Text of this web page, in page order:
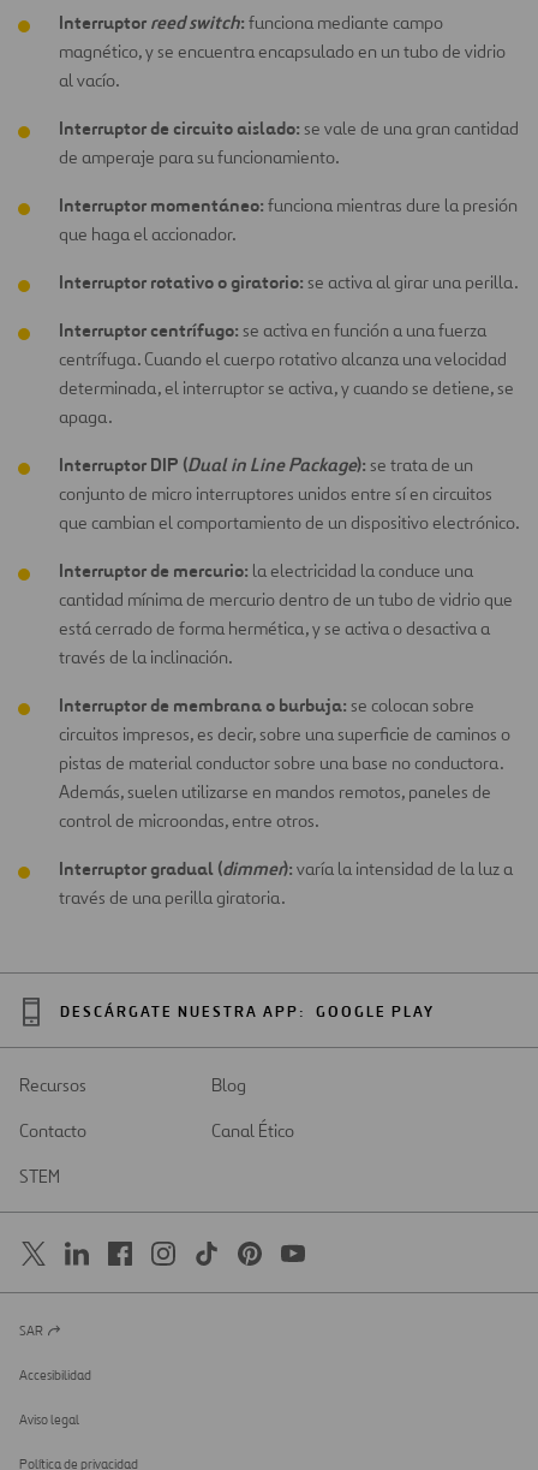
Interruptorreed switch: funciona mediante campo
magnético, y se encuentra encapsulado en un tubo de vidrio
al vacío.
Interruptor de circuito aislado: se vale de una gran cantidad
de amperaje para su funcionamiento.
Interruptor momentáneo: funciona mientras dure la presión
que haga el accionador.
Interruptor rotativo o giratorio: se activa al girar una perilla.
Interruptor centrífugo: se activa en función a una fuerza
centrífuga. Cuando el cuerpo rotativo alcanza una velocidad
determinada, el interruptor se activa, y cuando se detiene, se
apaga.
Interruptor DIP (Dual in Line Package): se trata de un
conjunto de micro interruptores unidos entre sí en circuitos
que cambian el comportamiento de un dispositivo electrónico.
Interruptor de mercurio: la electricidad la conduce una
cantidad mínima de mercurio dentro de un tubo de vidrio que
está cerrado de forma hermética, y se activa o desactiva a
través de la inclinación.
Interruptor de membrana o burbuja: se colocan sobre
circuitos impresos, es decir, sobre una superficie de caminos o
pistas de material conductor sobre una base no conductora.
Además, suelen utilizarse en mandos remotos, paneles de
control de microondas, entre otros.
Interruptor gradual (dimmer): varía la intensidad de la luz a
través de una perilla giratoria.
DESCÁRGATE NUESTRA APP: GOOGLE PLAY
Recursos
Blog
Contacto
Canal Ético
STEM
Abrir
una
nueva
SAR
Accesibilidad
Aviso legal
Política de privacidad